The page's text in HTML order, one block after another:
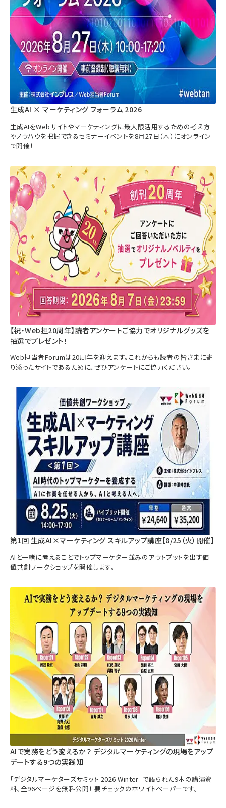
生成AI × マーケティング フォーラム 2026
生成AIをWebサイトやマーケティングに最大限活用するための考え方
やノウハウを把握できるセミナーイベントを8月27日（木）にオンライン
で開催！
【祝・Web担20周年】読者アンケートご協力でオリジナルグッズを
抽選でプレゼント！
Web担当者Forumは20周年を迎えます。これからも読者の皆さまに寄
り添ったサイトであるために、ぜひアンケートにご協力ください。
第1回 生成AI×マーケティング スキルアップ講座【8/25（火）開催】
AIと一緒に考えることでトップマーケター並みのアウトプットを出す価
値共創ワークショップを開催します。
AIで実務をどう変えるか？ デジタルマーケティングの現場をアップ
デートする9つの実践知
「デジタルマーケターズサミット 2026 Winter」で語られた9本の講演資
料、全96ページを無料公開！ 要チェックのホワイトペーパーです。